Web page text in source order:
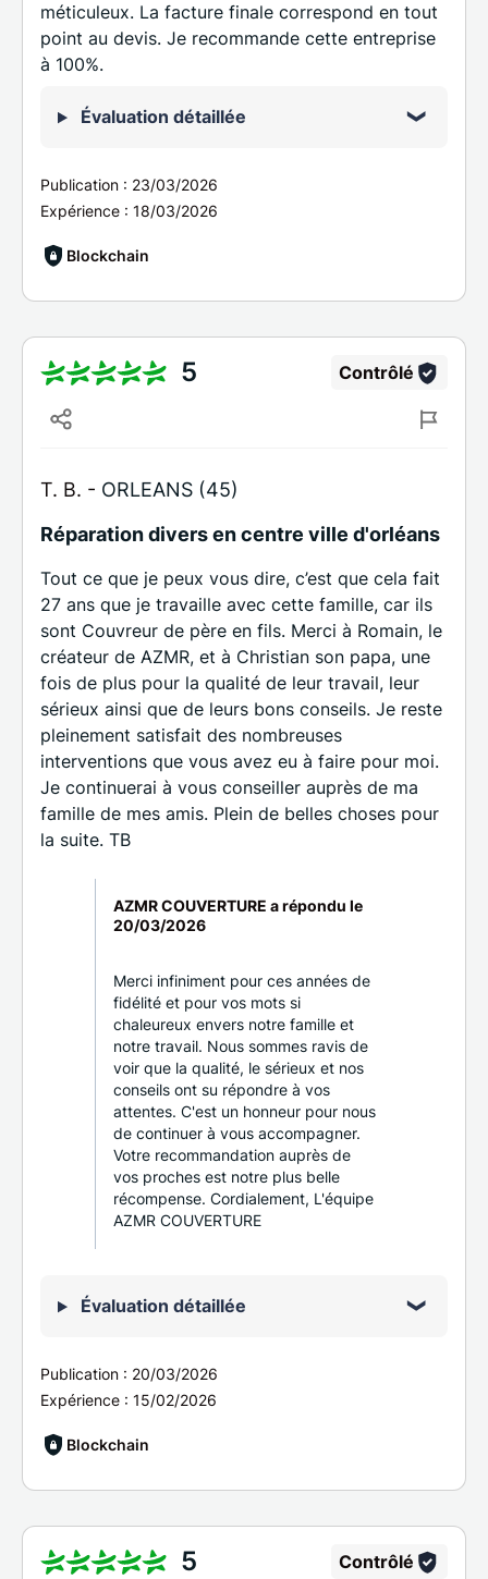
méticuleux. La facture finale correspond en tout
point au devis. Je recommande cette entreprise
à 100%.
Évaluation détaillée
Publication : 23/03/2026
Expérience : 18/03/2026
Blockchain
5 Contrôlé
T. B. - ORLEANS (45)
Réparation divers en centre ville d'orléans
Tout ce que je peux vous dire, c’est que cela fait
27 ans que je travaille avec cette famille, car ils
sont Couvreur de père en fils. Merci à Romain, le
créateur de AZMR, et à Christian son papa, une
fois de plus pour la qualité de leur travail, leur
sérieux ainsi que de leurs bons conseils. Je reste
pleinement satisfait des nombreuses
interventions que vous avez eu à faire pour moi.
Je continuerai à vous conseiller auprès de ma
famille de mes amis. Plein de belles choses pour
la suite. TB
AZMR COUVERTURE a répondu le
20/03/2026
Merci infiniment pour ces années de
fidélité et pour vos mots si
chaleureux envers notre famille et
notre travail. Nous sommes ravis de
voir que la qualité, le sérieux et nos
conseils ont su répondre à vos
attentes. C'est un honneur pour nous
de continuer à vous accompagner.
Votre recommandation auprès de
vos proches est notre plus belle
récompense. Cordialement, L'équipe
AZMR COUVERTURE
Évaluation détaillée
Publication : 20/03/2026
Expérience : 15/02/2026
Blockchain
5 Contrôlé